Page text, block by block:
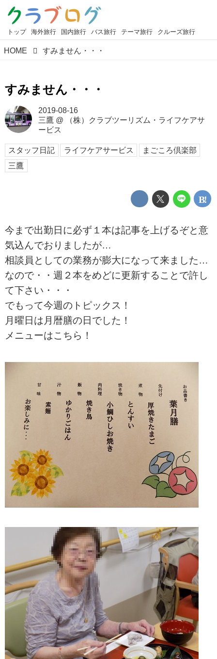
トップ 海外旅行 国内旅行 バス旅行 テーマ旅行 クルーズ旅行
HOME すみません・・・
すみません・・・
2019-08-16
三鷹 @
（株）クラブツーリズム・ライフケアサ
ービス
スタッフ日記 ライフケアサービス
まごころ倶楽部
三鷹
今まで出勤日に必ず１本は記事を上げるぞと意
気込んでおりましたが…
相談員としての業務が膨大になって来ました…
なので・・週２本をめどに更新することで許し
て下さい・・・
でもって今週のトピックス！
月曜日は月暦膳の日でした！
メニューはこちら！